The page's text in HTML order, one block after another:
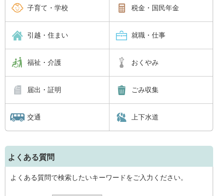
子育て・学校 税金・国民年金
引越・住まい 就職・仕事
福祉・介護 おくやみ
届出・証明 ごみ収集
交通 上下水道
よくある質問
よくある質問で検索したいキーワードをご入力ください。